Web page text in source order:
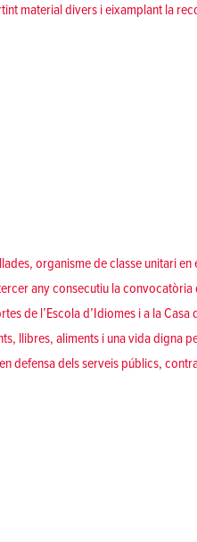
material divers i eixamplant la
organisme de classe unitari en
any consecutiu la convocatòria
de l’Escola d’Idiomes i a la Casa
llibres, aliments i una vida digna
defensa dels serveis públics,